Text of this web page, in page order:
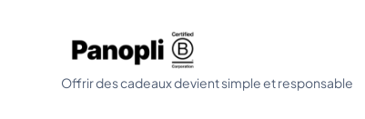
Offrir des cadeaux devient simple et responsable